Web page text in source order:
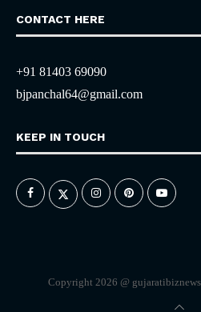
CONTACT HERE
+91 81403 69090
bjpanchal64@gmail.com
KEEP IN TOUCH
Copyright 2026 @